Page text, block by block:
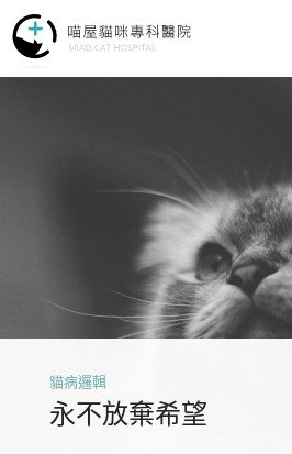
如何就診
關於喵屋
貓病邏輯
永不放棄希望